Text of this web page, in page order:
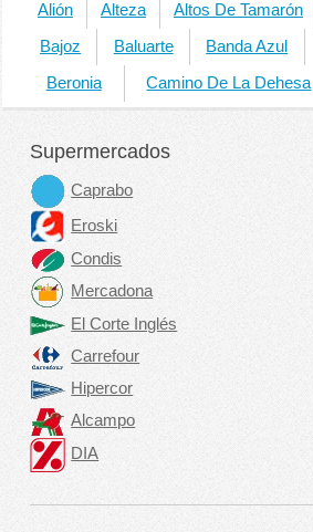
Alión Alteza Altos De Tamarón
Bajoz Baluarte Banda Azul
Beronia Camino De La Dehesa
Supermercados
Caprabo
Eroski
Condis
Mercadona
El Corte Inglés
Carrefour
Hipercor
Alcampo
DIA